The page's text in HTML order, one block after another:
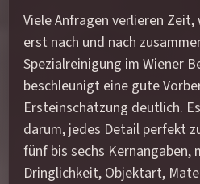
Viele Anfragen verlieren
erst nach und nach
Spezialreinigung im Wiener
beschleunigt eine gute
Ersteinschätzung deutlich.
darum, jedes Detail perfekt
fünf bis sechs Kernangaben,
Dringlichkeit, Objektart,